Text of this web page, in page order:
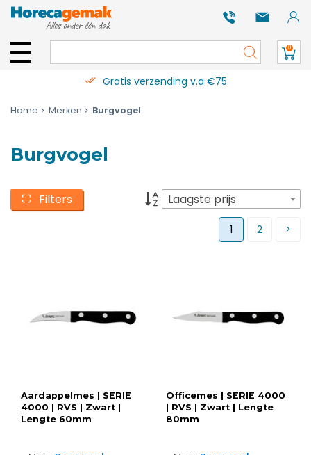
0
Gratis verzending v.a €75
Home Merken Burgvogel
Burgvogel
Filters Laagste prijs
1 2
Aardappelmes | SERIE
4000 | RVS | Zwart |
Lengte 60mm
Officemes | SERIE 4000
| RVS | Zwart | Lengte
80mm